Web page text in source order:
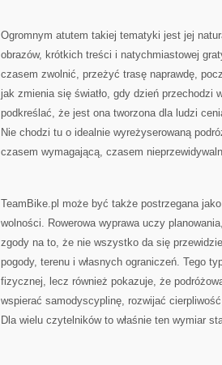
Ogromnym atutem takiej tematyki jest jej
obrazów, krótkich treści i natychmiastowej
czasem zwolnić, przeżyć trasę naprawdę,
jak zmienia się światło, gdy dzień przechodzi
podkreślać, że jest ona tworzona dla ludzi
Nie chodzi tu o idealnie wyreżyserowaną
czasem wymagającą, czasem
TeamBike.pl może być także postrzegana
wolności. Rowerowa wyprawa uczy
zgody na to, że nie wszystko da się
pogody, terenu i własnych ograniczeń. Tego
fizycznej, lecz również pokazuje, że
wspierać samodyscyplinę, rozwijać
Dla wielu czytelników to właśnie ten wymiar